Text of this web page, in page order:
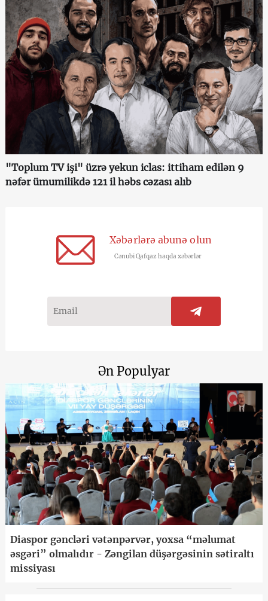
"Toplum TV işi" üzrə yekun iclas: ittiham edilən 9
nəfər ümumilikdə 121 il həbs cəzası alıb
Xəbərlərə abunə olun
Cənubi Qafqaz haqda xəbərlər
Ən Populyar
Diaspor gəncləri vətənpərvər, yoxsa “məlumat
əsgəri” olmalıdır - Zəngilan düşərgəsinin sətiraltı
missiyası